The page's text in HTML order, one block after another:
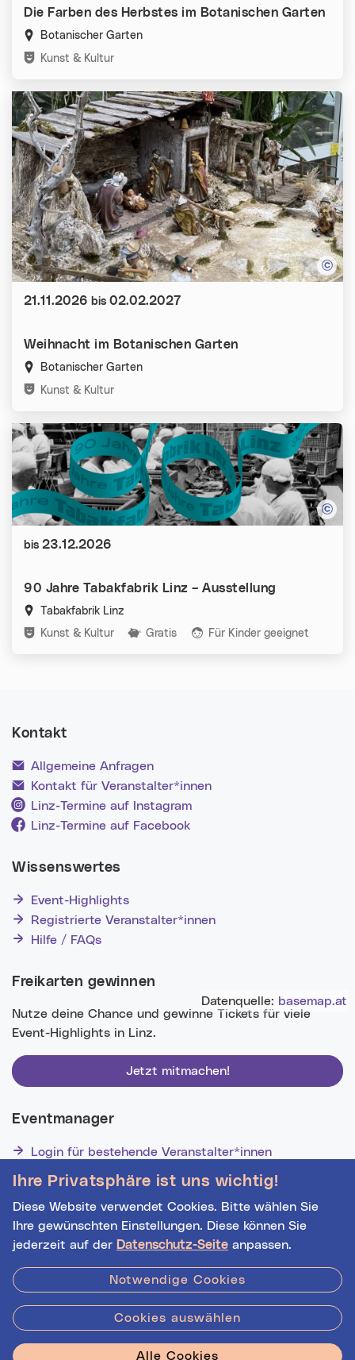
Datenquelle: basemap.at
Die Farben des Herbstes im Botanischen Garten
Botanischer Garten
Kategorien:
Kunst & Kultur
Weihnacht im Botanischen Garten
Botanischer Garten
Kategorien:
Kunst & Kultur
Datum:
21.11.2026 bis 02.02.2027
90 Jahre Tabakfabrik Linz – Ausstellung
Tabakfabrik Linz
Kategorien:
Kunst & Kultur Gratis Für Kinder geeignet
Datum:
bis 23.12.2026
Ihre Privatsphäre ist uns wichtig!
Diese Website verwendet Cookies. Bitte wählen Sie
Ihre gewünschten Einstellungen. Diese können Sie
jederzeit auf der Datenschutz-Seite anpassen.
Notwendige Cookies
Cookies auswählen
Alle Cookies
Kontakt
Allgemeine Anfragen
Kontakt für Veranstalter*innen
Linz-Termine auf Instagram
Linz-Termine auf Facebook
Wissenswertes
Event-Highlights
Registrierte Veranstalter*innen
Hilfe / FAQs
Freikarten gewinnen
Nutze deine Chance und gewinne Tickets für viele
Event-Highlights in Linz.
Jetzt mitmachen!
Eventmanager
Login für bestehende Veranstalter*innen
Veranstalter*innen!